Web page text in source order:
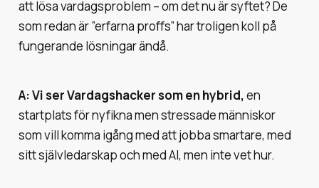
att lösa vardagsproblem – om det nu är syftet? De
som redan är ”erfarna proffs” har troligen koll på
fungerande lösningar ändå.
A: Vi ser Vardagshacker som en hybrid,en
startplats för nyfikna men stressade människor
som vill komma igång med att jobba smartare, med
sitt självledarskap och med AI, men inte vet hur.